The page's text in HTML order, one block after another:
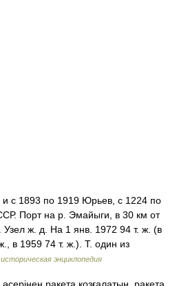
с 1893 по 1919 Юрьев, с 1224 по
Порт на р. Эмайыги, в 30 км от
Узел ж. д. На 1 янв. 1972 94 т. ж. (в
в 1959 74 т. ж.). Т. один из
энциклопедия